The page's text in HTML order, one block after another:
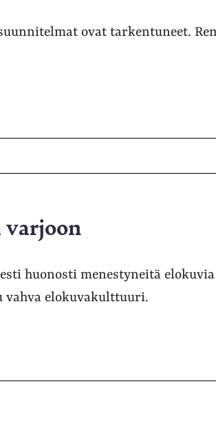
ovat tarkentuneet.
varjoon
huonosti menestyneitä elokuvia
vahva elokuvakulttuuri.